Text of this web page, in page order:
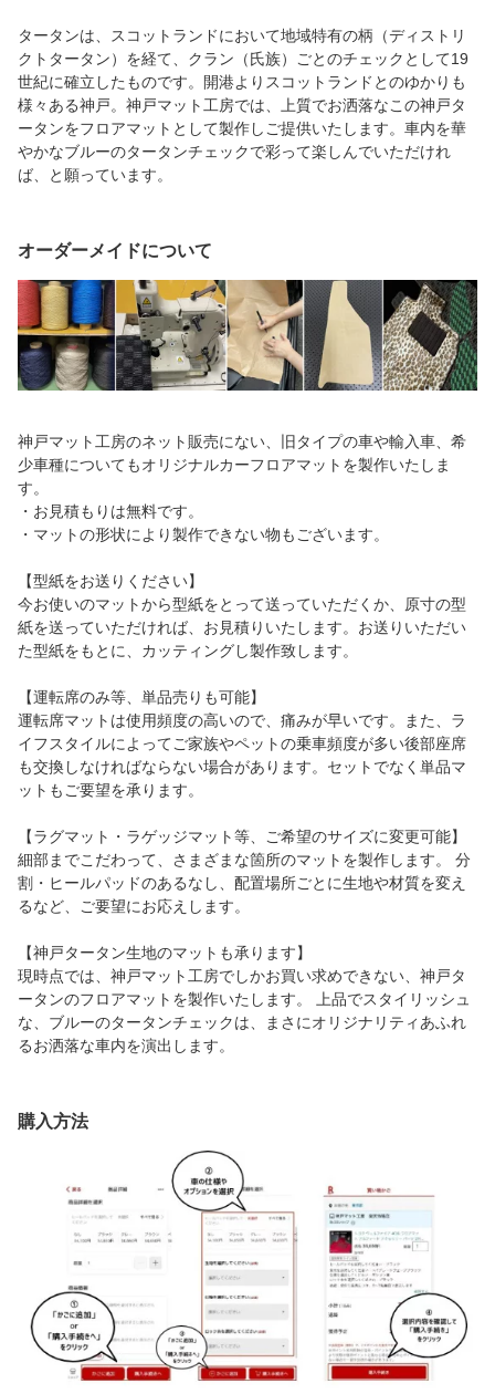
タータンは、スコットランドにおいて地域特有の柄（ディストリ
クトタータン）を経て、クラン（氏族）ごとのチェックとして19
世紀に確立したものです。開港よりスコットランドとのゆかりも
様々ある神戸。神戸マット工房では、上質でお洒落なこの神戸タ
ータンをフロアマットとして製作しご提供いたします。車内を華
やかなブルーのタータンチェックで彩って楽しんでいただけれ
ば、と願っています。
オーダーメイドについて
神戸マット工房のネット販売にない、旧タイプの車や輸入車、希
少車種についてもオリジナルカーフロアマットを製作いたしま
す。
・お見積もりは無料です。
・マットの形状により製作できない物もございます。
【型紙をお送りください】
今お使いのマットから型紙をとって送っていただくか、原寸の型
紙を送っていただければ、お見積りいたします。お送りいただい
た型紙をもとに、カッティングし製作致します。
【運転席のみ等、単品売りも可能】
運転席マットは使用頻度の高いので、痛みが早いです。また、ラ
イフスタイルによってご家族やペットの乗車頻度が多い後部座席
も交換しなければならない場合があります。セットでなく単品マ
ットもご要望を承ります。
【ラグマット・ラゲッジマット等、ご希望のサイズに変更可能】
細部までこだわって、さまざまな箇所のマットを製作します。 分
割・ヒールパッドのあるなし、配置場所ごとに生地や材質を変え
るなど、ご要望にお応えします。
【神戸タータン生地のマットも承ります】
現時点では、神戸マット工房でしかお買い求めできない、神戸タ
ータンのフロアマットを製作いたします。 上品でスタイリッシュ
な、ブルーのタータンチェックは、まさにオリジナリティあふれ
るお洒落な車内を演出します。
購入方法